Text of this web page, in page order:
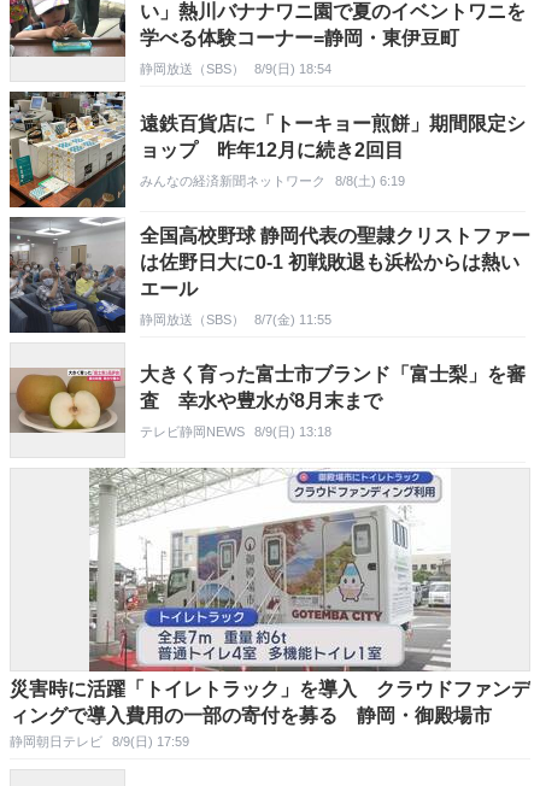
い」熱川バナナワニ園で夏のイベントワニを
学べる体験コーナー=静岡・東伊豆町
静岡放送（SBS） 8/9(日) 18:54
遠鉄百貨店に「トーキョー煎餅」期間限定シ
ョップ 昨年12月に続き2回目
みんなの経済新聞ネットワーク 8/8(土) 6:19
全国高校野球 静岡代表の聖隷クリストファー
は佐野日大に0-1 初戦敗退も浜松からは熱い
エール
静岡放送（SBS） 8/7(金) 11:55
大きく育った富士市ブランド「富士梨」を審
査 幸水や豊水が8月末まで
テレビ静岡NEWS 8/9(日) 13:18
災害時に活躍「トイレトラック」を導入 クラウドファンデ
ィングで導入費用の一部の寄付を募る 静岡・御殿場市
静岡朝日テレビ 8/9(日) 17:59